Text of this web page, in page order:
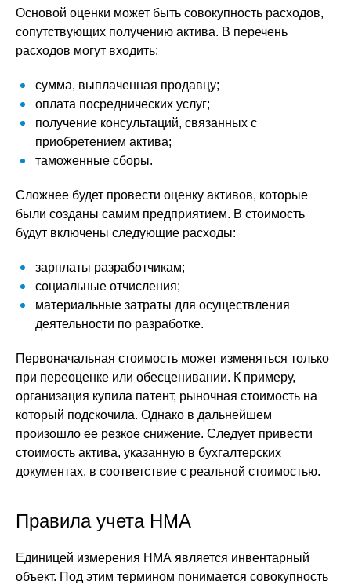
Основой оценки может быть совокупность расходов,
сопутствующих получению актива. В перечень
расходов могут входить:
сумма, выплаченная продавцу;
оплата посреднических услуг;
получение консультаций, связанных с
приобретением актива;
таможенные сборы.
Сложнее будет провести оценку активов, которые
были созданы самим предприятием. В стоимость
будут включены следующие расходы:
зарплаты разработчикам;
социальные отчисления;
материальные затраты для осуществления
деятельности по разработке.
Первоначальная стоимость может изменяться только
при переоценке или обесценивании. К примеру,
организация купила патент, рыночная стоимость на
который подскочила. Однако в дальнейшем
произошло ее резкое снижение. Следует привести
стоимость актива, указанную в бухгалтерских
документах, в соответствие с реальной стоимостью.
Правила учета НМА
Единицей измерения НМА является инвентарный
объект. Под этим термином понимается совокупность